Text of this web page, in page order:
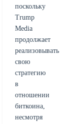
поскольку
Trump
Media
продолжает
реализовывать
свою
стратегию
в
отношении
биткоина,
несмотря